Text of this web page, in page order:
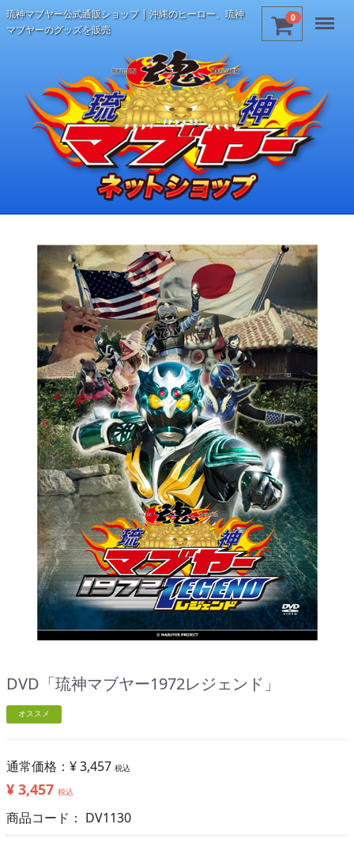
琉神マブヤー公式通販ショップ | 沖縄のヒーロー、琉神
マブヤーのグッズを販売
0 Menu
DVD「琉神マブヤー1972レジェンド」
オススメ
通常価格： ¥ 3,457 税込
¥ 3,457 税込
商品コード： DV1130